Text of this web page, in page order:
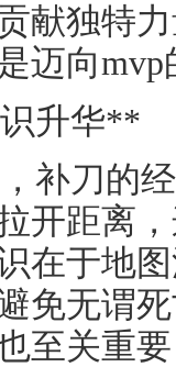
献独特
迈向
升华**
补刀的
开距离
在于地
免无谓
至关重